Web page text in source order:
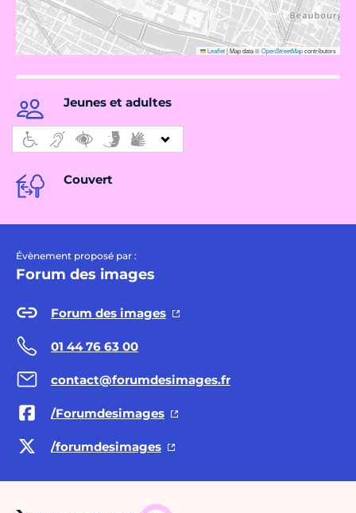
Leaflet|Map data ©OpenStreetMapcontributors
Jeunes et adultes
Couvert
Évènement proposé par :
Forum des images
Forum des images
01 44 76 63 00
contact@forumdesimages.fr
/Forumdesimages
/forumdesimages